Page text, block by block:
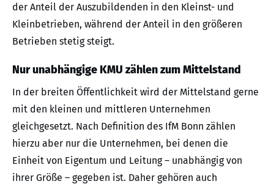
der Anteil der Auszubildenden in den Kleinst- und
Kleinbetrieben, während der Anteil in den größeren
Betrieben stetig steigt.
Nur unabhängige KMU zählen zum Mittelstand
In der breiten Öffentlichkeit wird der Mittelstand gerne
mit den kleinen und mittleren Unternehmen
gleichgesetzt. Nach Definition des IfM Bonn zählen
hierzu aber nur die Unternehmen, bei denen die
Einheit von Eigentum und Leitung – unabhängig von
ihrer Größe – gegeben ist. Daher gehören auch